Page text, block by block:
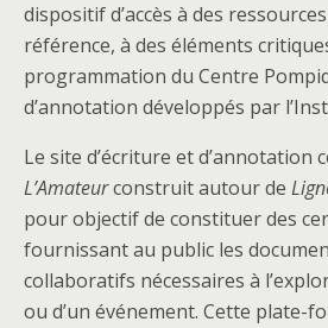
dispositif d’accès à des
référence, à des éléments
programmation du Centre
d’annotation développés par
Le site d’écriture et d’annotation
L’Amateurconstruit autour de
pour objectif de constituer des
fournissant au public les
collaboratifs nécessaires à
ou d’un événement. Cette plate-